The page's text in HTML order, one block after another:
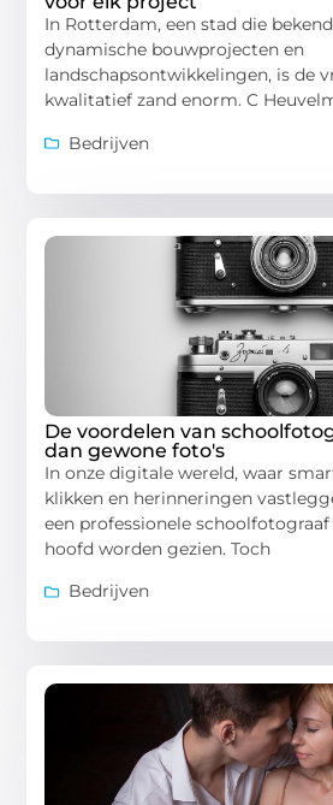
In Rotterdam, een stad die
dynamische bouwprojecten en
landschapsontwikkelingen, is de
kwalitatief zand enorm. C
Bedrijven
De voordelen van
dan gewone foto's
In onze digitale wereld, waar
klikken en herinneringen
een professionele
hoofd worden gezien. Toch
Bedrijven